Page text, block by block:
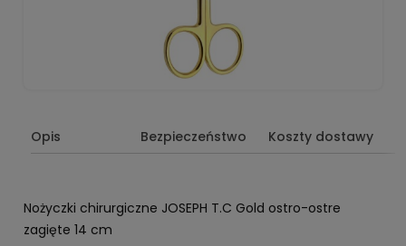
Opis Bezpieczeństwo Koszty dostawy
Nożyczki chirurgiczne JOSEPH T.C Gold ostro-ostre
zagięte 14 cm